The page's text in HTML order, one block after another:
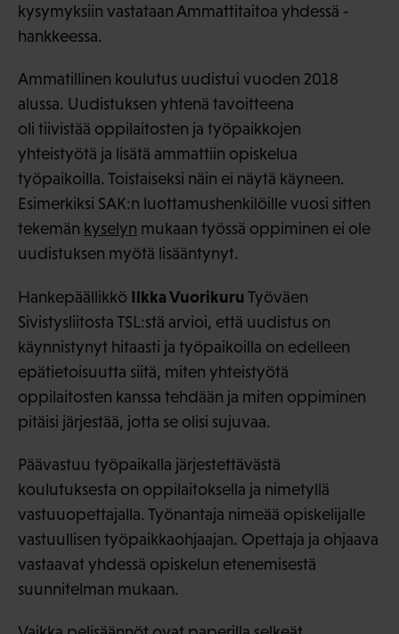
kysymyksiin vastataan Ammattitaitoa yhdessä -
hankkeessa.
Ammatillinen koulutus uudistui vuoden 2018
alussa. Uudistuksen yhtenä tavoitteena
oli tiivistää oppilaitosten ja työpaikkojen
yhteistyötä ja lisätä ammattiin opiskelua
työpaikoilla. Toistaiseksi näin ei näytä käyneen.
Esimerkiksi SAK:n luottamushenkilöille vuosi sitten
tekemän kyselyn mukaan työssä oppiminen ei ole
uudistuksen myötä lisääntynyt.
Hankepäällikkö Ilkka VuorikuruTyöväen
Sivistysliitosta TSL:stä arvioi, että uudistus on
käynnistynyt hitaasti ja työpaikoilla on edelleen
epätietoisuutta siitä, miten yhteistyötä
oppilaitosten kanssa tehdään ja miten oppiminen
pitäisi järjestää, jotta se olisi sujuvaa.
Päävastuu työpaikalla järjestettävästä
koulutuksesta on oppilaitoksella ja nimetyllä
vastuuopettajalla. Työnantaja nimeää opiskelijalle
vastuullisen työpaikkaohjaajan. Opettaja ja ohjaava
vastaavat yhdessä opiskelun etenemisestä
suunnitelman mukaan.